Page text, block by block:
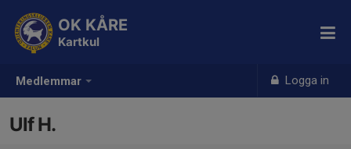
Medlemmar Logga in
OK KÅRE
Kartkul
Ulf H.